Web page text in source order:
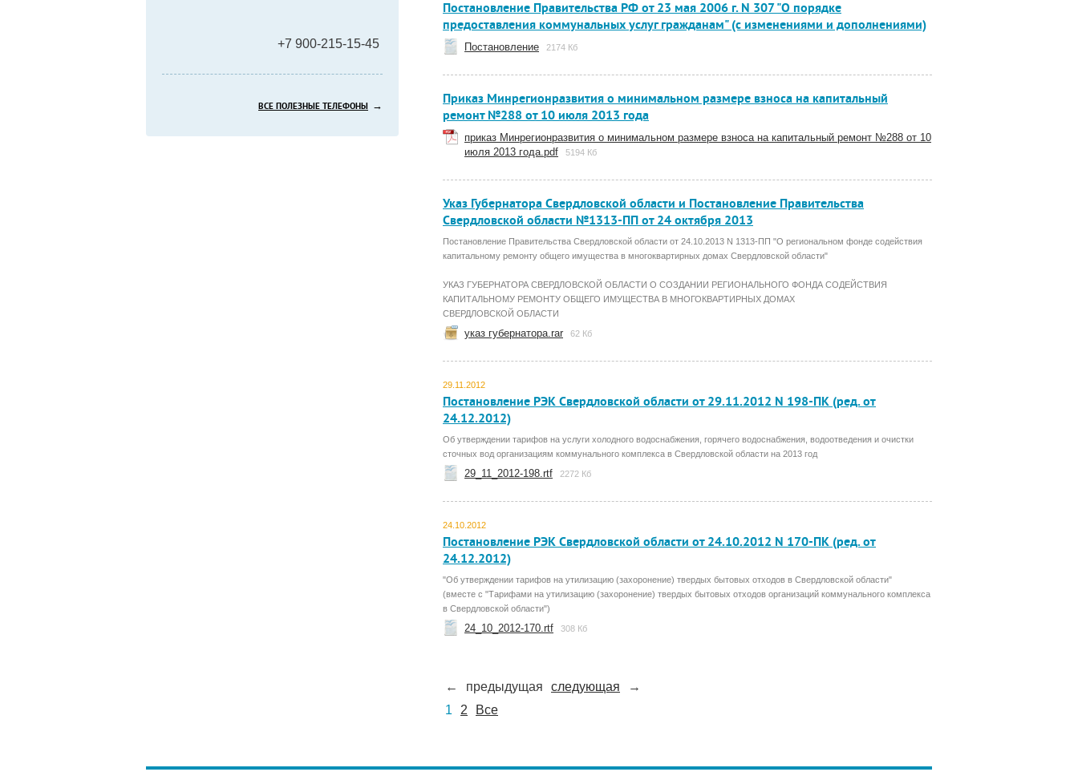
Постановление Правительства РФ от 23 мая 2006 г. N 307 "О порядке
предоставления коммунальных услуг гражданам" (с изменениями и дополнениями)
Постановление 2174 Кб
Приказ Минрегионразвития о минимальном размере взноса на капитальный
ремонт №288 от 10 июля 2013 года
приказ Минрегионразвития о минимальном размере взноса на капитальный ремонт №288 от 10
июля 2013 года.pdf
5194 Кб
Указ Губернатора Свердловской области и Постановление Правительства
Свердловской области №1313-ПП от 24 октября 2013
Постановление Правительства Свердловской области от 24.10.2013 N 1313-ПП "О региональном фонде содействия
капитальному ремонту общего имущества в многоквартирных домах Свердловской области"
УКАЗ ГУБЕРНАТОРА СВЕРДЛОВСКОЙ ОБЛАСТИ О СОЗДАНИИ РЕГИОНАЛЬНОГО ФОНДА СОДЕЙСТВИЯ
КАПИТАЛЬНОМУ РЕМОНТУ ОБЩЕГО ИМУЩЕСТВА В МНОГОКВАРТИРНЫХ ДОМАХ
СВЕРДЛОВСКОЙ ОБЛАСТИ
указ губернатора.rar 62 Кб
29.11.2012
Постановление РЭК Свердловской области от 29.11.2012 N 198-ПК (ред. от
24.12.2012)
Об утверждении тарифов на услуги холодного водоснабжения, горячего водоснабжения, водоотведения и очистки
сточных вод организациям коммунального комплекса в Свердловской области на 2013 год
29_11_2012-198.rtf 2272 Кб
24.10.2012
Постановление РЭК Свердловской области от 24.10.2012 N 170-ПК (ред. от
24.12.2012)
"Об утверждении тарифов на утилизацию (захоронение) твердых бытовых отходов в Свердловской области"
(вместе с "Тарифами на утилизацию (захоронение) твердых бытовых отходов организаций коммунального комплекса
в Свердловской области")
24_10_2012-170.rtf 308 Кб
← предыдущая следующая
→
1
2 Все
+7 900-215-15-45
ВСЕ ПОЛЕЗНЫЕ ТЕЛЕФОНЫ →